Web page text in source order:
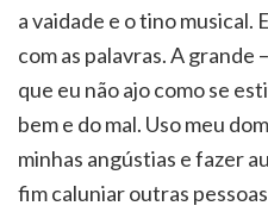
a vaidade e o tino musical.
com as palavras. A
que eu não ajo como se
bem e do mal. Uso meu
minhas angústias e fazer
fim caluniar outras